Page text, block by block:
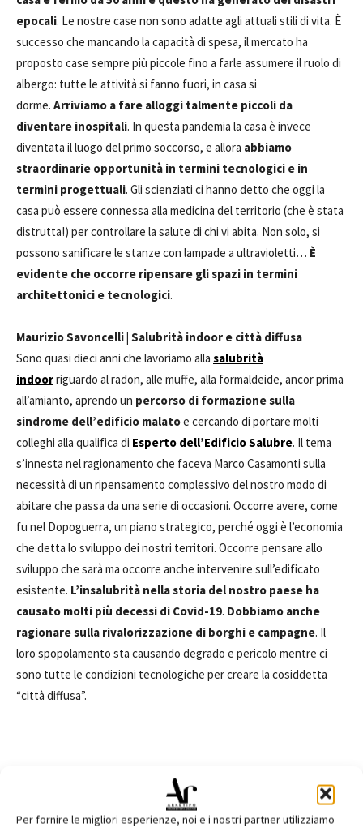
Per fornire le migliori esperienze, noi e i nostri partner utilizziamo
epocali. Le nostre case non sono adatte agli attuali stili di vita. È
successo che mancando la capacità di spesa, il mercato ha
proposto case sempre più piccole fino a farle assumere il ruolo di
albergo: tutte le attività si fanno fuori, in casa si
dorme. Arriviamo a fare alloggi talmente piccoli da
diventare inospitali. In questa pandemia la casa è invece
diventata il luogo del primo soccorso, e allora abbiamo
straordinarie opportunità in termini tecnologici e in
termini progettuali. Gli scienziati ci hanno detto che oggi la
casa può essere connessa alla medicina del territorio (che è stata
distrutta!) per controllare la salute di chi vi abita. Non solo, si
possono sanificare le stanze con lampade a ultravioletti… È
evidente che occorre ripensare gli spazi in termini
architettonici e tecnologici.
Maurizio Savoncelli | Salubrità indoor e città diffusa
Sono quasi dieci anni che lavoriamo alla salubrità
indoorriguardo al radon, alle muffe, alla formaldeide, ancor prima
all’amianto, aprendo un percorso di formazione sulla
sindrome dell’edificio malatoe cercando di portare molti
colleghi alla qualifica di Esperto dell’Edificio Salubre. Il tema
s’innesta nel ragionamento che faceva Marco Casamonti sulla
necessità di un ripensamento complessivo del nostro modo di
abitare che passa da una serie di occasioni. Occorre avere, come
fu nel Dopoguerra, un piano strategico, perché oggi è l’economia
che detta lo sviluppo dei nostri territori. Occorre pensare allo
sviluppo che sarà ma occorre anche intervenire sull’edificato
esistente. L’insalubrità nella storia del nostro paese ha
causato molti più decessi di Covid-19. Dobbiamo anche
ragionare sulla rivalorizzazione di borghi e campagne. Il
loro spopolamento sta causando degrado e pericolo mentre ci
sono tutte le condizioni tecnologiche per creare la cosiddetta
“città diffusa”.
ambiente
Architettura
colore
edilizia residenziale
efficienza energetica Enea finanziamenti